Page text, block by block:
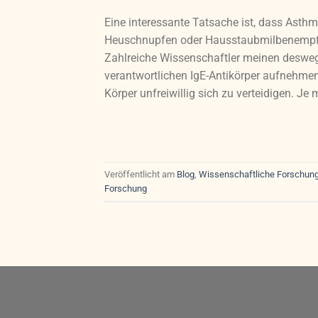
Eine interessante Tatsache ist, dass
Heuschnupfen oder
Zahlreiche Wissenschaftler meinen
verantwortlichen IgE-Antikörper
Körper unfreiwillig sich zu verteidigen. Je
Veröffentlicht am Blog Wissenschaftliche
Forschung